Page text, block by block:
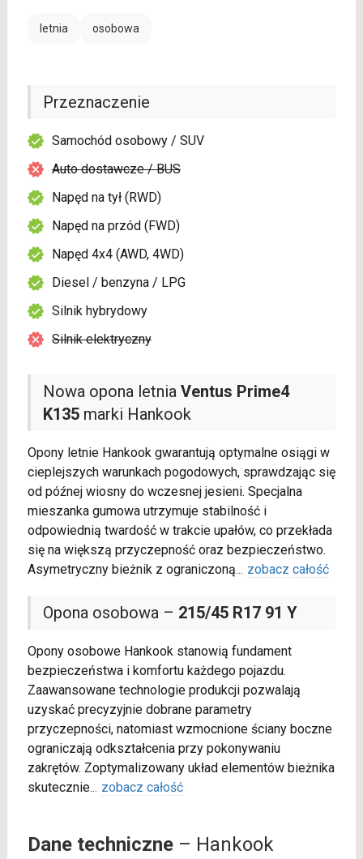
letnia osobowa
Nowa opona letnia Ventus Prime4
K135marki Hankook
Opony letnie Hankook gwarantują optymalne osiągi w
cieplejszych warunkach pogodowych, sprawdzając się
od późnej wiosny do wczesnej jesieni. Specjalna
mieszanka gumowa utrzymuje stabilność i
odpowiednią twardość w trakcie upałów, co przekłada
się na większą przyczepność oraz bezpieczeństwo.
Asymetryczny bieżnik z ograniczoną... zobacz całość
Opona osobowa – 215/45 R17 91 Y
Opony osobowe Hankook stanowią fundament
bezpieczeństwa i komfortu każdego pojazdu.
Zaawansowane technologie produkcji pozwalają
uzyskać precyzyjnie dobrane parametry
przyczepności, natomiast wzmocnione ściany boczne
ograniczają odkształcenia przy pokonywaniu
zakrętów. Zoptymalizowany układ elementów bieżnika
skutecznie... zobacz całość
Przeznaczenie
Samochód osobowy / SUV
Auto dostawcze / BUS
Napęd na tył (RWD)
Napęd na przód (FWD)
Napęd 4x4 (AWD, 4WD)
Diesel / benzyna / LPG
Silnik hybrydowy
Silnik elektryczny
Dane techniczne– Hankook